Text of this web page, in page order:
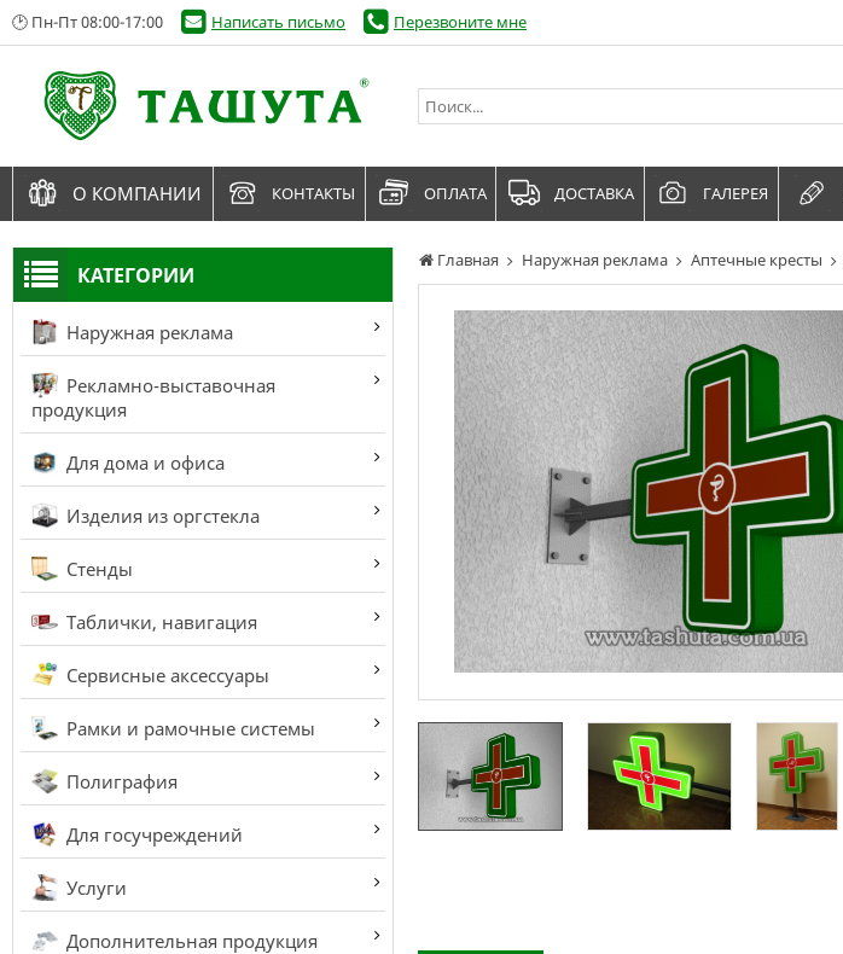
КАТЕГОРИИ
Наружная реклама
Рекламно-выставочная
продукция
Для дома и офиса
Изделия из оргстекла
Стенды
Таблички, навигация
Сервисные аксессуары
Рамки и рамочные системы
Полиграфия
Для госучреждений
Услуги
Дополнительная продукция
Главная Наружная реклама Аптечные кресты
🕑 Пн-Пт 08:00-17:00 Написать письмо Перезвоните мне
О КОМПАНИИ КОНТАКТЫ ОПЛАТА ДОСТАВКА ГАЛЕРЕЯ